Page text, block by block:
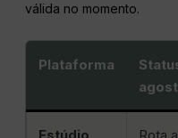
válida no momento.
Plataforma